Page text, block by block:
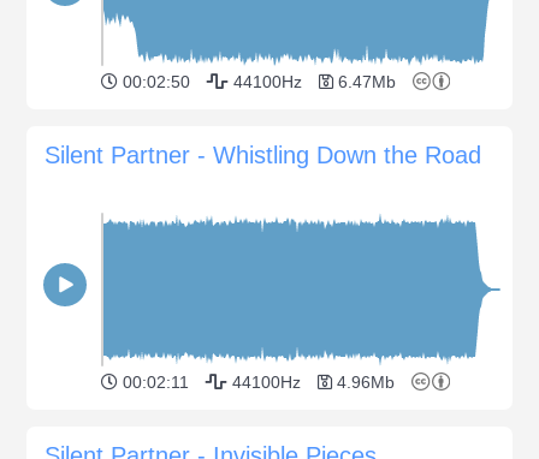
00:02:50 44100Hz 6.47Mb
Silent Partner - Whistling Down the Road
00:02:11 44100Hz 4.96Mb